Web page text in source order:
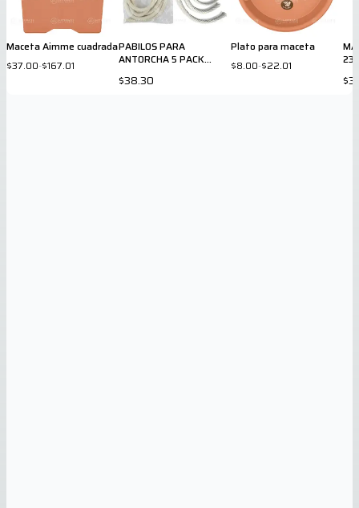
Maceta Aimme cuadrada
$37.00-$167.01
PABILOS PARA
ANTORCHA 5 PACK
$38.30
Plato para maceta
$8.00-$22.01
23